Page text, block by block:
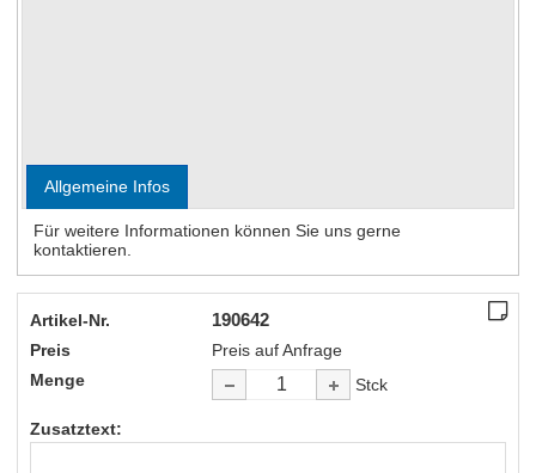
Allgemeine Infos
Für weitere Informationen können Sie uns gerne
kontaktieren.
Artikel-Nr. 190642
Preis
Preis auf Anfrage
Menge
Stck
Zusatztext: